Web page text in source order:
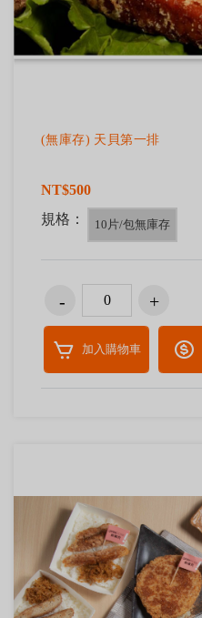
(無庫存) 天貝第一排
NT$500
規格：
10片/包無庫存
加入購物車